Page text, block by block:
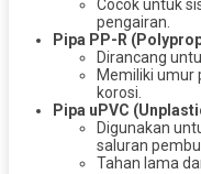
Cocok untuk
pengairan.
Pipa PP-R
Dirancang
Memiliki umur
korosi.
Pipa uPVC
Digunakan
saluran
Tahan lama